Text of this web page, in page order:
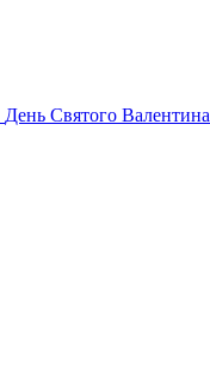
День Святого Валентина